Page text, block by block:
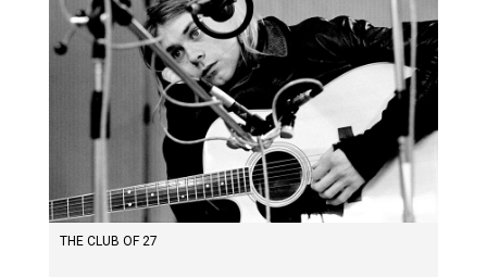
THE CLUB OF 27